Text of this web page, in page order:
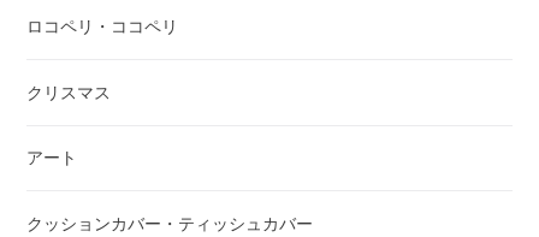
ロコペリ・ココペリ
クリスマス
アート
クッションカバー・ティッシュカバー